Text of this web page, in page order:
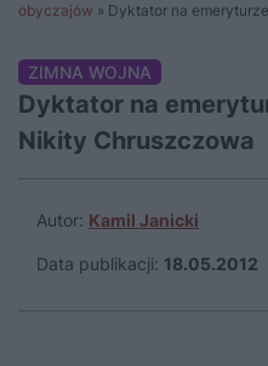
obyczajów » Dyktator na
ZIMNA WOJNA
Dyktator na
Nikity Chruszczowa
Autor: Kamil Janicki
Data publikacji: 18.05.2012